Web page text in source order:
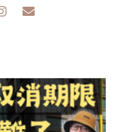
I
r
a
m
E
p
e